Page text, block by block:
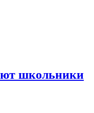
школьники